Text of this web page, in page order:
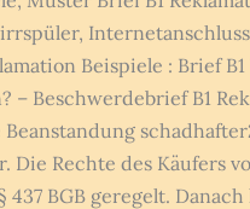
Beispiele : Brief B1
– Beschwerdebrief B1
Die Rechte des Käufers
437 BGB geregelt.